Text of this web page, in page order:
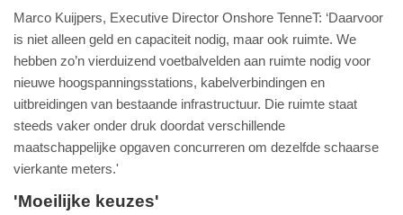
Marco Kuijpers, Executive Director Onshore TenneT: ‘Daarvoor
is niet alleen geld en capaciteit nodig, maar ook ruimte. We
hebben zo’n vierduizend voetbalvelden aan ruimte nodig voor
nieuwe hoogspanningsstations, kabelverbindingen en
uitbreidingen van bestaande infrastructuur. Die ruimte staat
steeds vaker onder druk doordat verschillende
maatschappelijke opgaven concurreren om dezelfde schaarse
vierkante meters.'
'Moeilijke keuzes'